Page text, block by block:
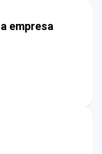
empresa